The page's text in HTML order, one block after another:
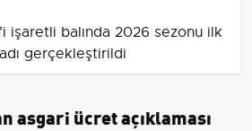
işaretli balında 2026 sezonu ilk
gerçekleştirildi
asgari ücret açıklaması